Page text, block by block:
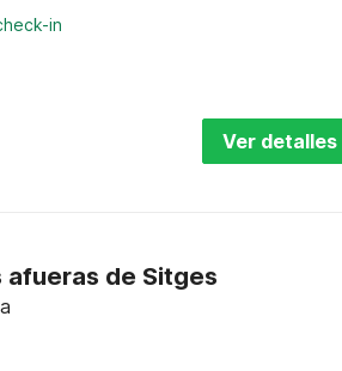
in
Ver detalles
afueras de Sitges